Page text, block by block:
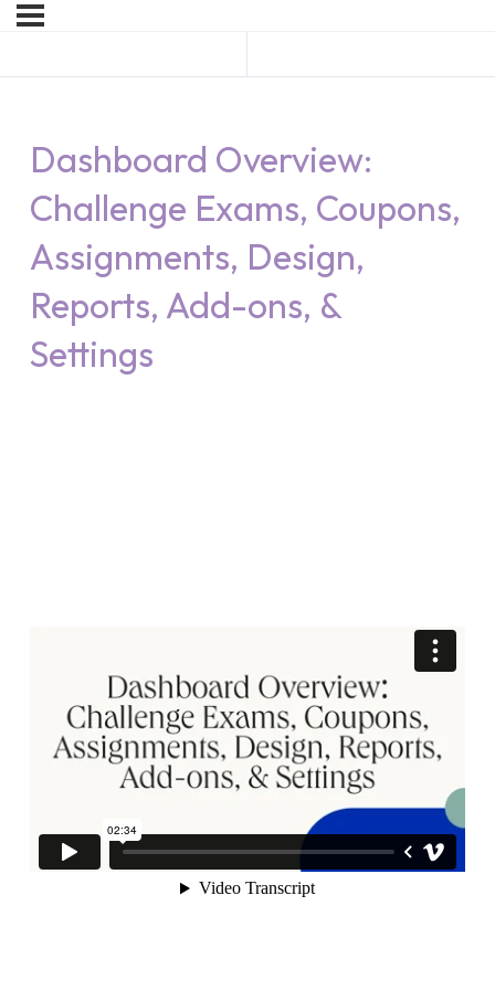
Dashboard Overview:
Challenge Exams, Coupons,
Assignments, Design,
Reports, Add-ons, &
Settings